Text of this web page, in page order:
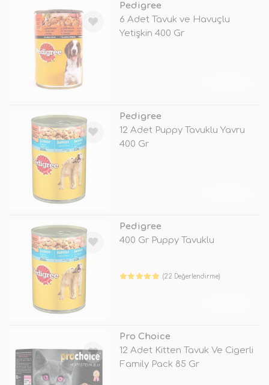
Pedigree
6 Adet Tavuk ve Havuçlu
Yetişkin 400 Gr
Pedigree
12 Adet Puppy Tavuklu Yavru
400 Gr
Pedigree
400 Gr Puppy Tavuklu
(22 Değerlendirme)
Pro Choice
12 Adet Kitten Tavuk Ve Cigerli
Family Pack 85 Gr